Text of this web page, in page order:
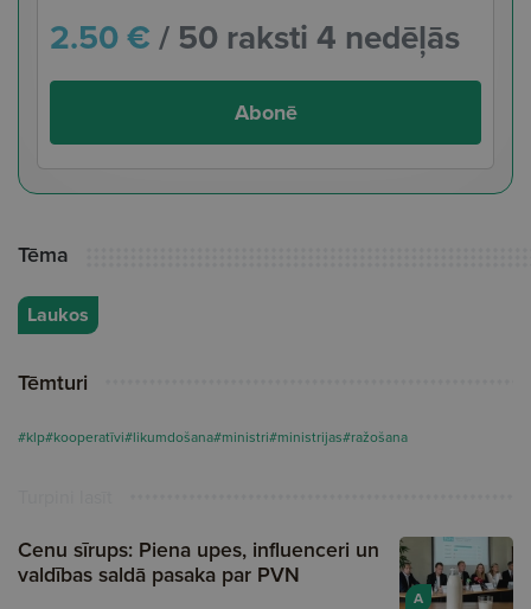
2.50 € / 50 raksti 4 nedēļās
Abonē
Tēma
Laukos
Tēmturi
#klp#kooperatīvi#likumdošana#ministri#ministrijas#ražošana
A
Cenu sīrups: Piena upes, influenceri un
valdības saldā pasaka par PVN